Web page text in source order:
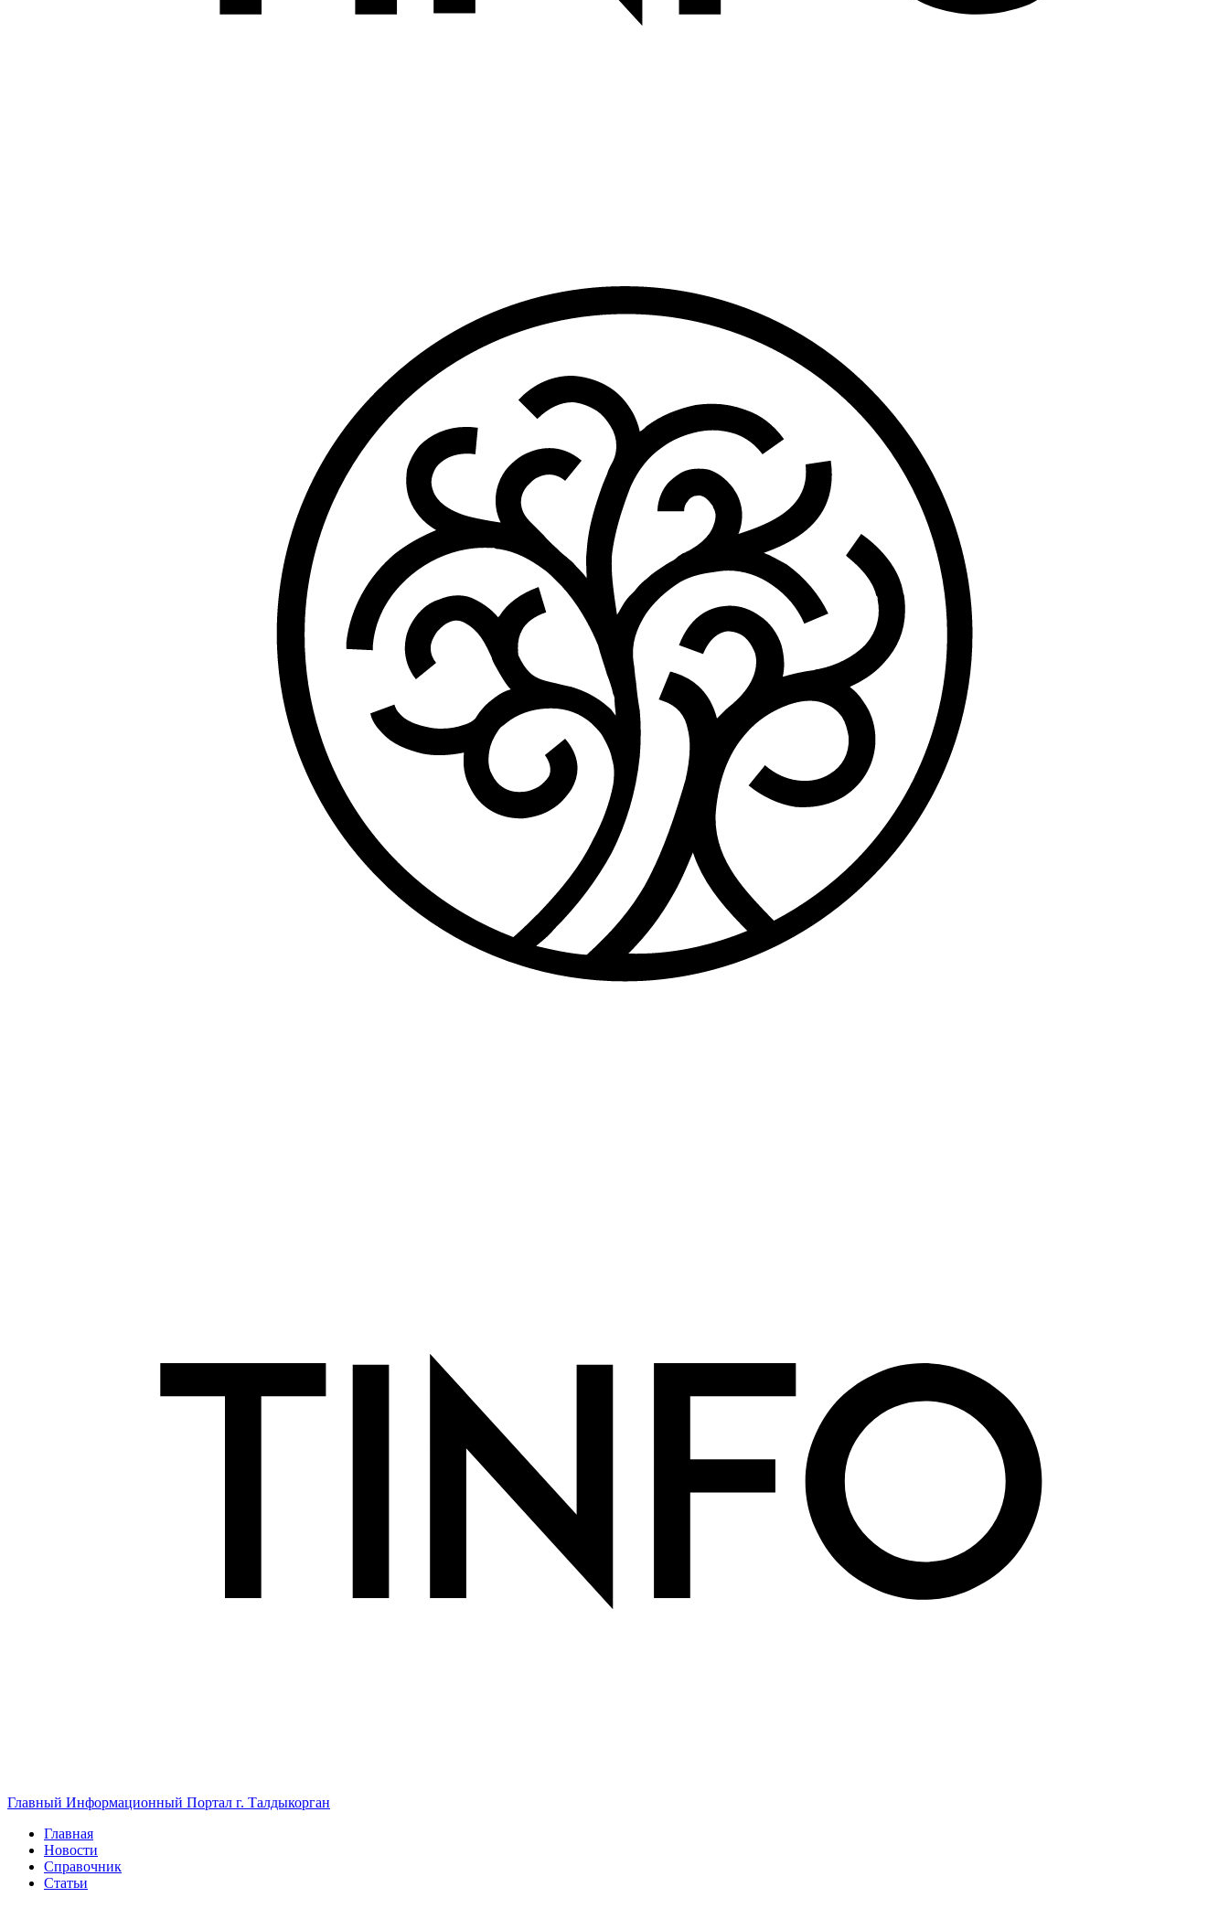
Главный Информационный Портал г. Талдыкорган
Главная
Новости
Справочник
Статьи